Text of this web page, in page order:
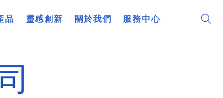
品 靈感創新 關於我們 服務中心